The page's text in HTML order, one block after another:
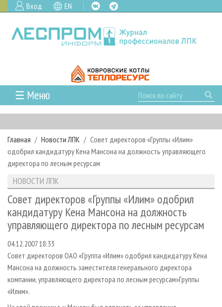
Вход EN
☰ Меню
ГЛАВНАЯ
РУБРИКИ И ТЕМЫ
РУБРИКИ ЖУРНАЛА
ЛЕСНОЕ ХОЗЯЙСТВО
ЛЕСОЗАГОТОВКА
ЛЕСОПИЛЕНИЕ
ДЕРЕВООБРАБОТКА
СУШКА ДРЕВЕСИНЫ
ПРОИЗВОДСТВО ДРЕВЕСНЫХ ПЛИТ
ДЕРЕВЯННОЕ ДОМОСТРОЕНИЕ
ПРОИЗВОДСТВО МЕБЕЛИ
БИОЭНЕРГЕТИКА
НОВОСТИ
КАЛЕНДАРЬ СОБЫТИЙ
НОВОСТИ ЛПК
НОВОСТИ ЖУРНАЛА
НОВОСТИ КОМПАНИЙ
ПРОЕКТЫ ЛПИ
АНАЛИТИКА
ПРЕДПРИЯТИЯ ЛПК
ЛЕСНЫЕ РЕГИОНЫ РОССИИ
ПЕРСОНЫ
МОБИЛЬНЫЕ ВЫСТАВКИ
ОФИЦИАЛЬНЫЕ ДЕЛЕГАЦИИ
ПРИОРИТЕТНЫЕ ИНВЕСТПРОЕКТЫ
RUSSIAN FORESTRY REVIEW
АРХИВ
АРХИВ ЖУРНАЛОВ
СТАТЬИ
О ЖУРНАЛЕ
ПОДПИСКА
КОНТАКТЫ
РЕКЛАМОДАТЕЛЯМ
РЕКЛАМА
РЕКЛАМА НА САЙТЕ
Главная Новости ЛПК
Совет директоров «Группы «Илим»
одобрил кандидатуру Кена Мансона на должность управляющего
директора по лесным ресурсам
НОВОСТИ ЛПК
Совет директоров «Группы «Илим» одобрил
кандидатуру Кена Мансона на должность
управляющего директора по лесным ресурсам
04.12.2007 18:33
Совет директоров ОАО «Группа «Илим» одобрил кандидатуру Кена
Мансона на должность заместителя генерального директора
компании, управляющего директора по лесным ресурсам»Группы
«Илим».